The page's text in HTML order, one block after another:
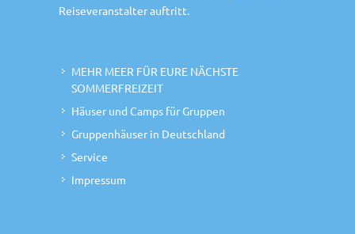
Reiseveranstalter auftritt.
MEHR MEER FÜR EURE NÄCHSTE
SOMMERFREIZEIT
Häuser und Camps für Gruppen
Gruppenhäuser in Deutschland
Service
Impressum